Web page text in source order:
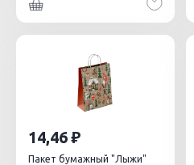
14,46
Пакет бумажный "Лыжи"